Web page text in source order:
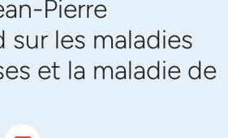
Pierre
sur les maladies
et la maladie de